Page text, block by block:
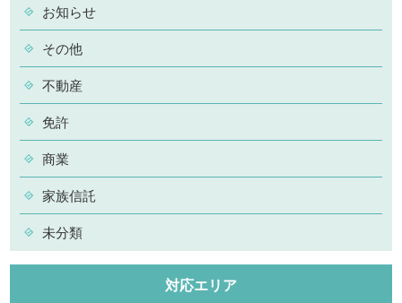
お知らせ
その他
不動産
免許
商業
家族信託
未分類
対応エリア